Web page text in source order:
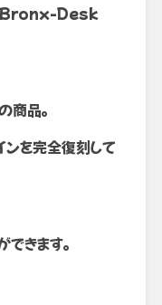
Desk
商品。
を完全復刻して
きます。